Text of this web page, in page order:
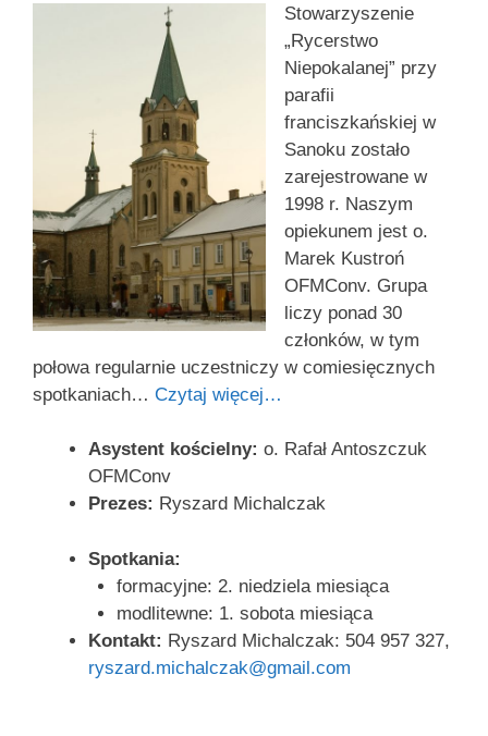
Stowarzyszenie
„Rycerstwo
Niepokalanej” przy
parafii
franciszkańskiej w
Sanoku zostało
zarejestrowane w
1998 r. Naszym
opiekunem jest o.
Marek Kustroń
OFMConv. Grupa
liczy ponad 30
członków, w tym
połowa regularnie uczestniczy w comiesięcznych
spotkaniach… Czytaj więcej…
Asystent kościelny: o. Rafał Antoszczuk
OFMConv
Prezes: Ryszard Michalczak
Spotkania:
formacyjne: 2. niedziela miesiąca
modlitewne: 1. sobota miesiąca
Kontakt: Ryszard Michalczak: 504 957 327,
ryszard.michalczak@gmail.com